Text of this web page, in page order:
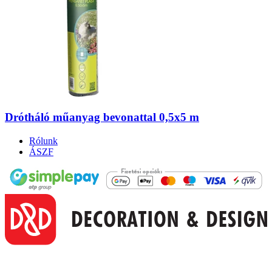
Drótháló műanyag bevonattal 0,5x5 m
Rólunk
ÁSZF